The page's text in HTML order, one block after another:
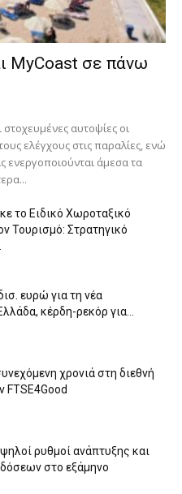
MyCoast σε πάνω
αυτοψίες οι
ελέγχους στις παραλίες, ενώ
ενεργοποιούνται άμεσα τα
το Ειδικό Χωροταξικό
Τουρισμό: Στρατηγικό
ευρώ για τη νέα
κέρδη-ρεκόρ για...
χρονιά στη διεθνή
FTSE4Good
ρυθμοί ανάπτυξης και
στο εξάμηνο